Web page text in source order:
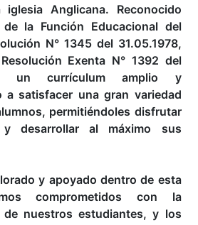
Anglicana. Reconocido
la Función Educacional del
N° 1345 del 31.05.1978,
Exenta N° 1392 del
un currículum amplio y
a satisfacer una gran variedad
permitiéndoles disfrutar
y desarrollar al máximo sus
y apoyado dentro de esta
comprometidos con la
de nuestros estudiantes, y los